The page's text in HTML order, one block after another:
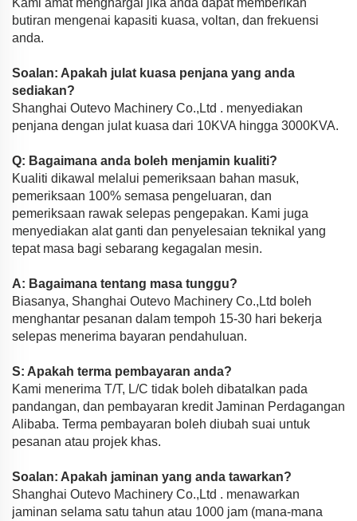
butiran mengenai kapasiti kuasa, voltan, dan frekuensi
anda.
Soalan: Apakah julat kuasa penjana yang anda
sediakan?
Shanghai Outevo Machinery Co.,Ltd . menyediakan
penjana dengan julat kuasa dari 10KVA hingga 3000KVA.
Q: Bagaimana anda boleh menjamin kualiti?
Kualiti dikawal melalui pemeriksaan bahan masuk,
pemeriksaan 100% semasa pengeluaran, dan
pemeriksaan rawak selepas pengepakan. Kami juga
menyediakan alat ganti dan penyelesaian teknikal yang
tepat masa bagi sebarang kegagalan mesin.
A: Bagaimana tentang masa tunggu?
Biasanya, Shanghai Outevo Machinery Co.,Ltd boleh
menghantar pesanan dalam tempoh 15-30 hari bekerja
selepas menerima bayaran pendahuluan.
S: Apakah terma pembayaran anda?
Kami menerima T/T, L/C tidak boleh dibatalkan pada
pandangan, dan pembayaran kredit Jaminan Perdagangan
Alibaba. Terma pembayaran boleh diubah suai untuk
pesanan atau projek khas.
Soalan: Apakah jaminan yang anda tawarkan?
Shanghai Outevo Machinery Co.,Ltd . menawarkan
jaminan selama satu tahun atau 1000 jam (mana-mana